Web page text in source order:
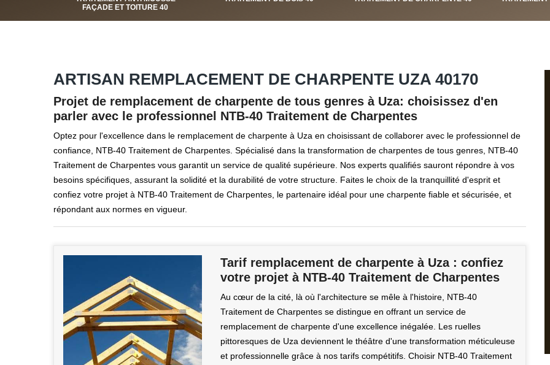
FAÇADE ET TOITURE 40
ARTISAN REMPLACEMENT DE CHARPENTE UZA 40170
Projet de remplacement de charpente de tous genres à Uza: choisissez d'en
parler avec le professionnel NTB-40 Traitement de Charpentes
Optez pour l'excellence dans le remplacement de charpente à Uza en choisissant de collaborer avec le professionnel de
confiance, NTB-40 Traitement de Charpentes. Spécialisé dans la transformation de charpentes de tous genres, NTB-40
Traitement de Charpentes vous garantit un service de qualité supérieure. Nos experts qualifiés sauront répondre à vos
besoins spécifiques, assurant la solidité et la durabilité de votre structure. Faites le choix de la tranquillité d'esprit et
confiez votre projet à NTB-40 Traitement de Charpentes, le partenaire idéal pour une charpente fiable et sécurisée, et
répondant aux normes en vigueur.
Tarif remplacement de charpente à Uza : confiez
votre projet à NTB-40 Traitement de Charpentes
Au cœur de la cité, là où l'architecture se mêle à l'histoire, NTB-40
Traitement de Charpentes se distingue en offrant un service de
remplacement de charpente d'une excellence inégalée. Les ruelles
pittoresques de Uza deviennent le théâtre d'une transformation méticuleuse
et professionnelle grâce à nos tarifs compétitifs. Choisir NTB-40 Traitement